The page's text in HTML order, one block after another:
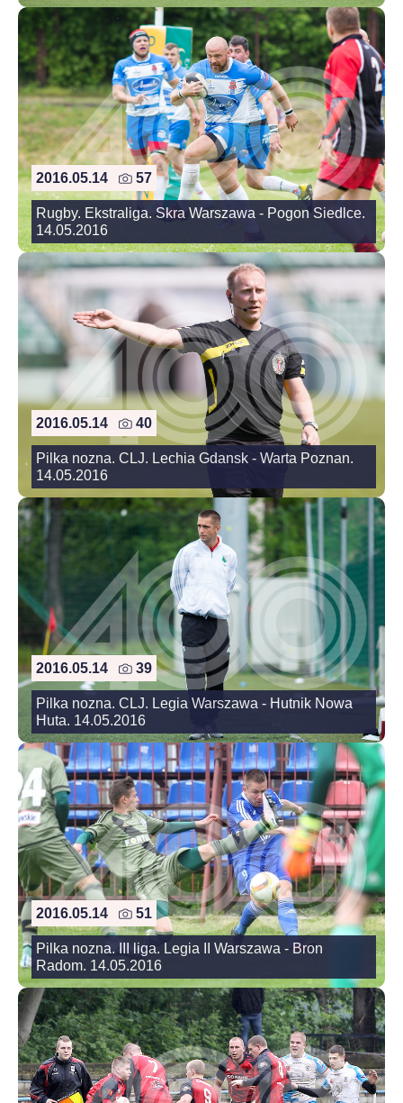
2016.05.14 57
Rugby. Ekstraliga. Skra Warszawa - Pogon Siedlce.
14.05.2016
2016.05.14 40
Pilka nozna. CLJ. Lechia Gdansk - Warta Poznan.
14.05.2016
2016.05.14 39
Pilka nozna. CLJ. Legia Warszawa - Hutnik Nowa
Huta. 14.05.2016
2016.05.14 51
Pilka nozna. III liga. Legia II Warszawa - Bron
Radom. 14.05.2016